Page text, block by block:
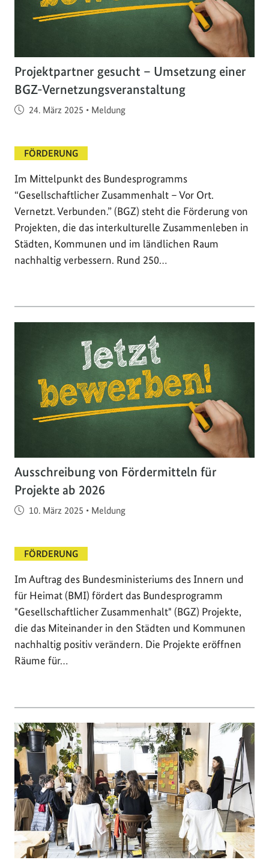
Projektpartner gesucht – Umsetzung einer
BGZ-Vernetzungsveranstaltung
Veröffentlicht am
24. März 2025 • Meldung
FÖRDERUNG
Im Mittelpunkt des Bundesprogramms
“Gesellschaftlicher Zusammenhalt – Vor Ort.
Vernetzt. Verbunden.” (BGZ) steht die Förderung von
Projekten, die das interkulturelle Zusammenleben in
Städten, Kommunen und im ländlichen Raum
nachhaltig verbessern. Rund 250…
Ausschreibung von Fördermitteln für
Projekte ab 2026
Veröffentlicht am
10. März 2025 • Meldung
FÖRDERUNG
Im Auftrag des Bundesministeriums des Innern und
für Heimat (BMI) fördert das Bundesprogramm
"Gesellschaftlicher Zusammenhalt" (BGZ) Projekte,
die das Miteinander in den Städten und Kommunen
nachhaltig positiv verändern. Die Projekte eröffnen
Räume für…